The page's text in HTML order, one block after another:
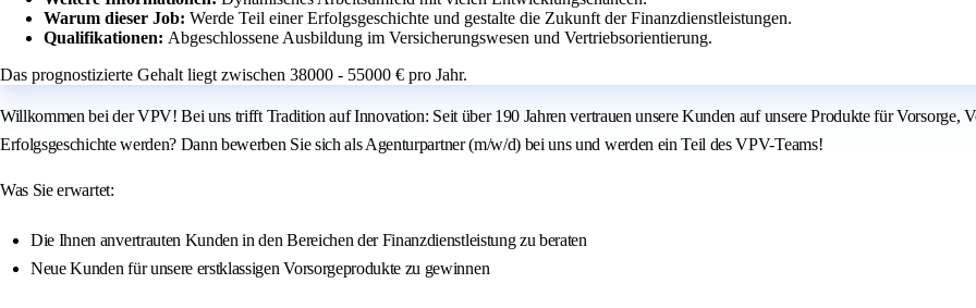
Warum dieser Job: Werde Teil einer Erfolgsgeschichte und gestalte die Zukunft der Finanzdienstleistungen.
Qualifikationen: Abgeschlossene Ausbildung im Versicherungswesen und Vertriebsorientierung.
Das prognostizierte Gehalt liegt zwischen 38000 - 55000 € pro Jahr.
Willkommen bei der VPV! Bei uns trifft Tradition auf Innovation: Seit über 190 Jahren vertrauen unsere Kunden auf unsere Produkte für Vorsorge,
Erfolgsgeschichte werden? Dann bewerben Sie sich als Agenturpartner (m/w/d) bei uns und werden ein Teil des VPV-Teams!
Was Sie erwartet:
Die Ihnen anvertrauten Kunden in den Bereichen der Finanzdienstleistung zu beraten
Neue Kunden für unsere erstklassigen Vorsorgeprodukte zu gewinnen